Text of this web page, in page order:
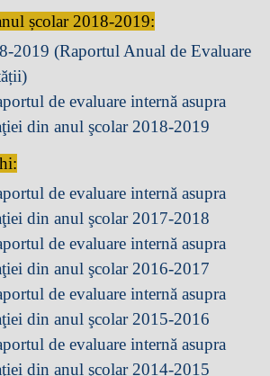
școlar 2018-2019:
2019 (Raportul Anual de Evaluare
de evaluare internă asupra
din anul şcolar 2018-2019
de evaluare internă asupra
din anul şcolar 2017-2018
de evaluare internă asupra
din anul şcolar 2016-2017
de evaluare internă asupra
din anul şcolar 2015-2016
de evaluare internă asupra
din anul şcolar 2014-2015